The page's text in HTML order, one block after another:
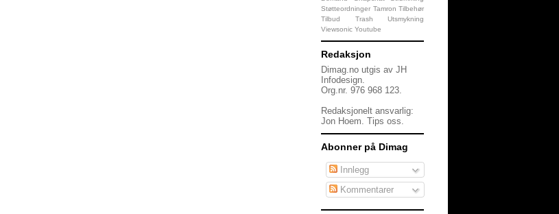
Støtteordninger Tamron Tilbehør
Tilbud
Trash
Utsmykning
Viewsonic Youtube
Redaksjon
Dimag.no utgis av JH
Infodesign.
Org.nr. 976 968 123.
Redaksjonelt ansvarlig:
Jon Hoem. Tips oss.
Abonner på Dimag
Innlegg
Kommentarer